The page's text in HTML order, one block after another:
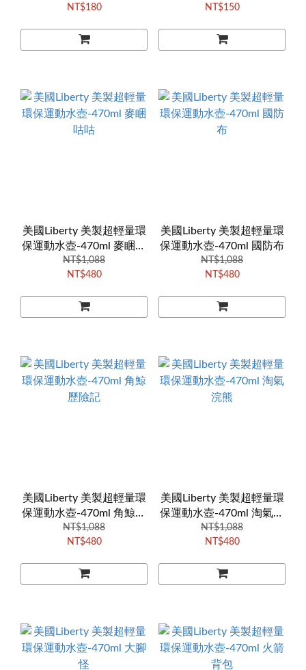
NT$180
NT$150
美國Liberty 美製超輕量環
保運動水壺-470ml 麥睏咕
咕
NT$1,088
NT$480
美國Liberty 美製超輕量環
保運動水壺-470ml 國防布
NT$1,088
NT$480
美國Liberty 美製超輕量環
保運動水壺-470ml 角鯨歷
險記
NT$1,088
NT$480
美國Liberty 美製超輕量環
保運動水壺-470ml 淘氣浣
熊
NT$1,088
NT$480